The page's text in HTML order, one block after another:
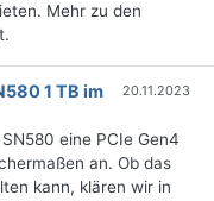
Mehr zu den
1 TB im
20.11.2023
eine PCIe Gen4
an. Ob das
kann, klären wir in